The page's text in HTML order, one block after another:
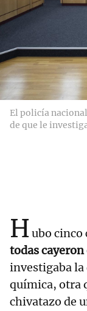
El policía
de que le
H ubo cinco
todas
investigaba
química, otra
chivatazo de